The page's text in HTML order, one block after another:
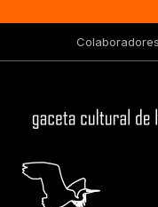
Colaboradores